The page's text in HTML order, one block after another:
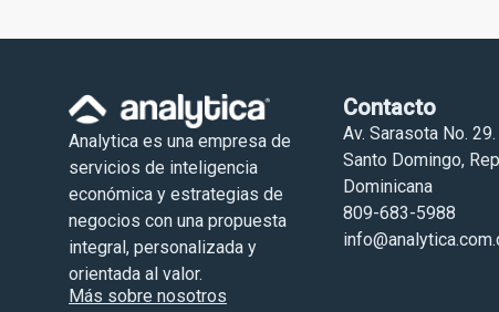
Analytica es una empresa de
servicios de inteligencia
económica y estrategias de
negocios con una propuesta
integral, personalizada y
orientada al valor.
Más sobre nosotros
Contacto
Av. Sarasota No.
Santo Domingo,
Dominicana
809-683-5988